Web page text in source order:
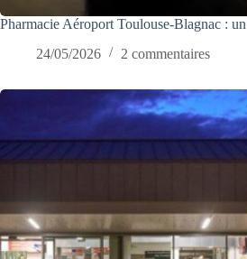
Pharmacie Aéroport Toulouse-Blagnac :
24/05/2026
2 commentaires